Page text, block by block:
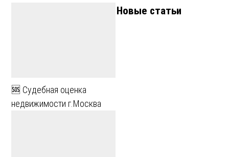
🆘 Судебная оценка
недвижимости г.Москва
Новые статьи